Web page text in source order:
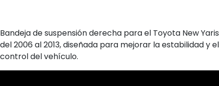
Bandeja de suspensión derecha para el Toyota New Yaris
del 2006 al 2013, diseñada para mejorar la estabilidad y el
control del vehículo.